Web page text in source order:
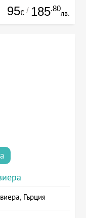
95€ / 185.80
лв.
Гърция